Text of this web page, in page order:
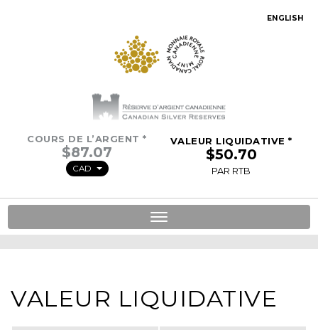
COURS DE L’ARGENT *
CAD
VALEUR LIQUIDATIVE *
PAR RTB
ENGLISH
Toggle
navigation
VALEUR LIQUIDATIVE